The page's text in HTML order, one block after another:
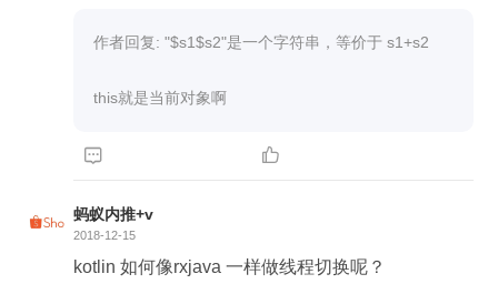
作者回复: "$s1$s2"是一个字符串，等价于 s1+s2
this就是当前对象啊
 
蚂蚁内推+v
2018-12-15
kotlin 如何像rxjava 一样做线程切换呢？